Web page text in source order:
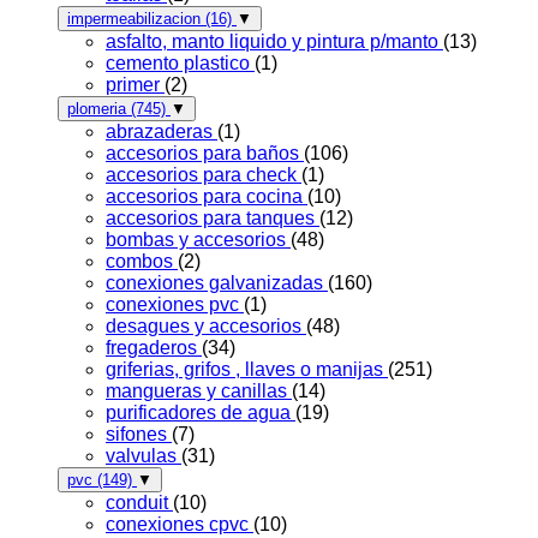
impermeabilizacion (16) ▼
asfalto, manto liquido y pintura p/manto (13)
cemento plastico (1)
primer (2)
plomeria (745) ▼
abrazaderas (1)
accesorios para baños (106)
accesorios para check (1)
accesorios para cocina (10)
accesorios para tanques (12)
bombas y accesorios (48)
combos (2)
conexiones galvanizadas (160)
conexiones pvc (1)
desagues y accesorios (48)
fregaderos (34)
griferias, grifos , llaves o manijas (251)
mangueras y canillas (14)
purificadores de agua (19)
sifones (7)
valvulas (31)
pvc (149) ▼
conduit (10)
conexiones cpvc (10)